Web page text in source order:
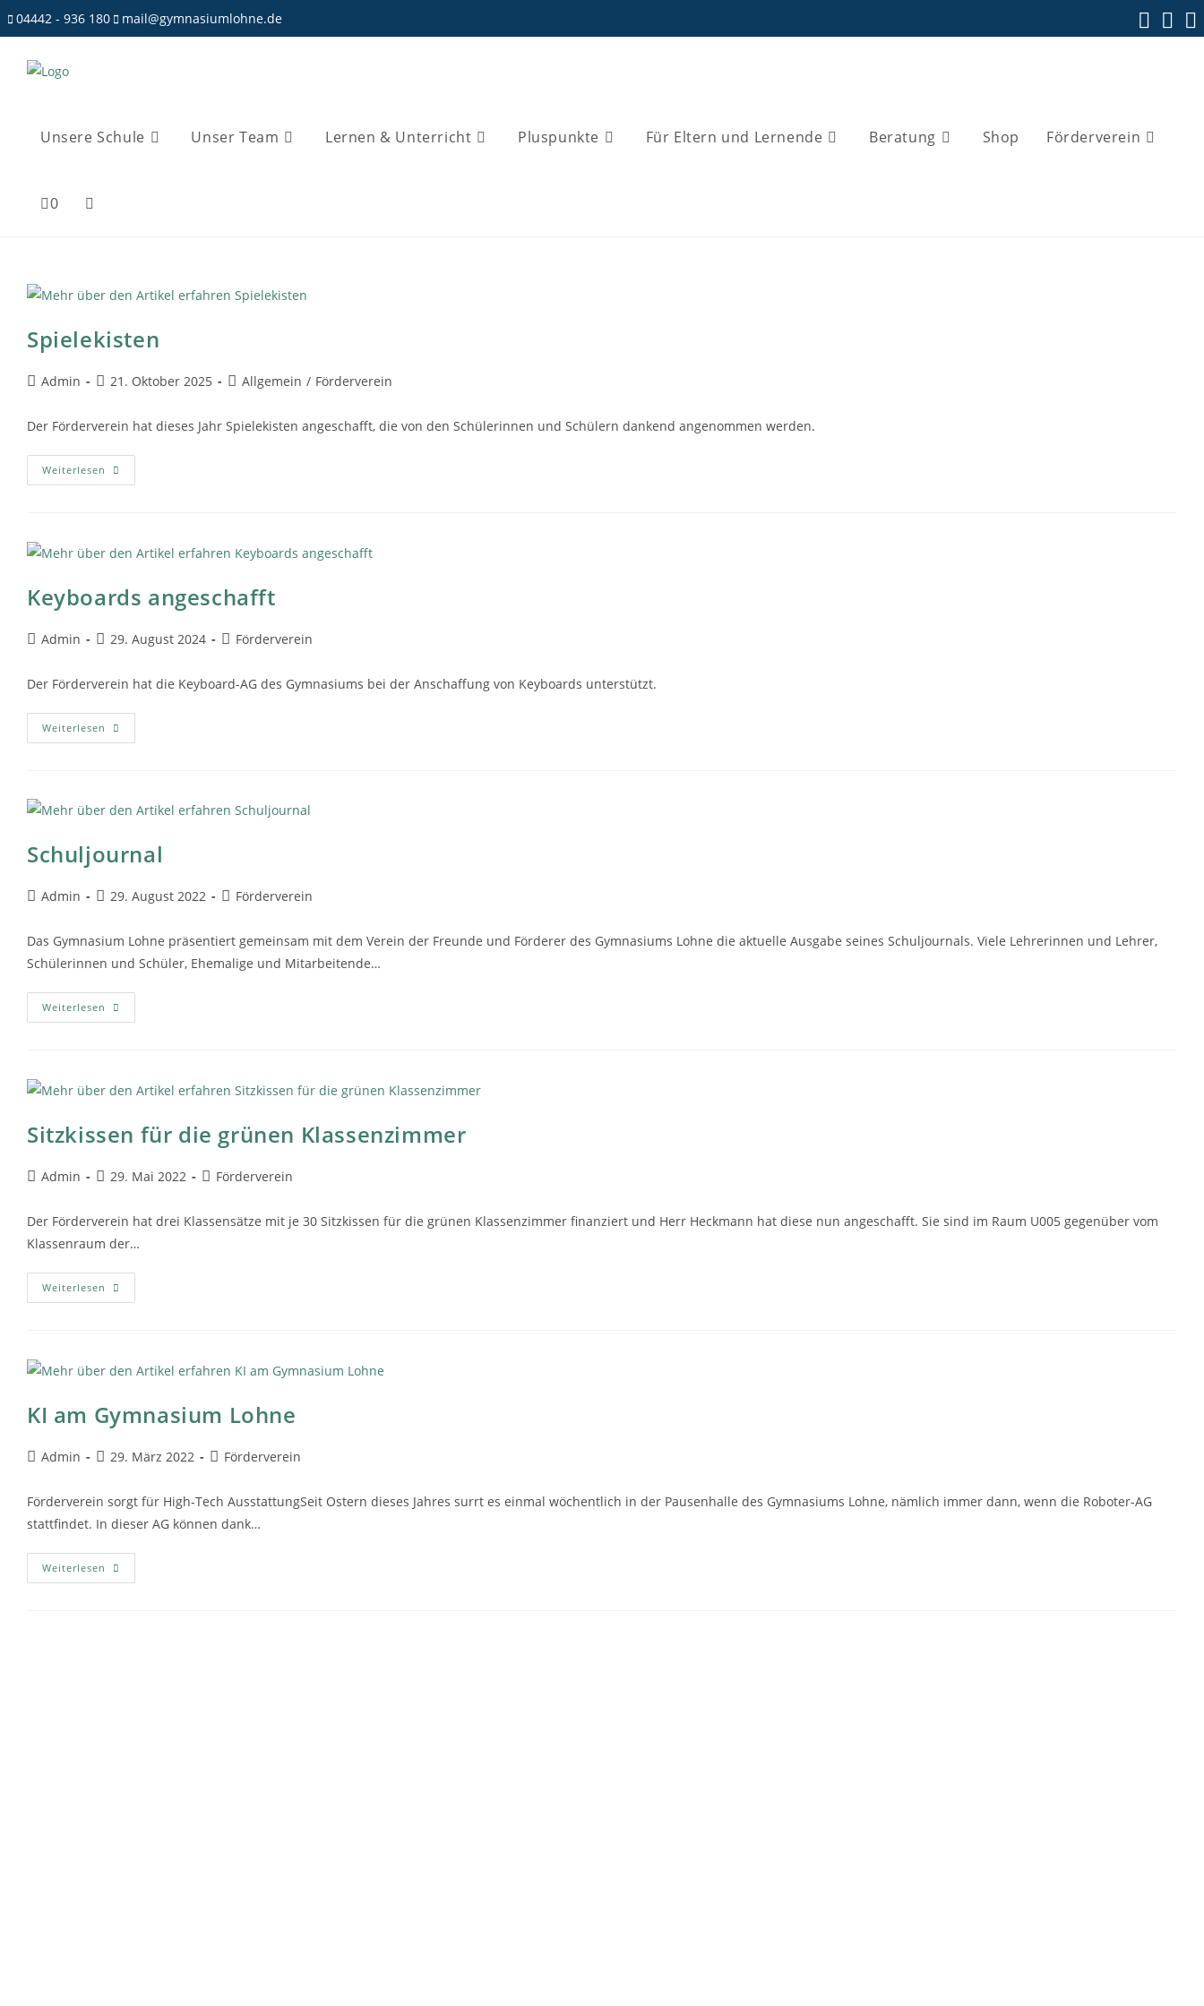
04442 - 936 180 mail@gymnasiumlohne.de
Unsere Schule Unser Team Lernen & Unterricht Pluspunkte Für Eltern und Lernende Beratung Shop Förderverein
0
Spielekisten
Admin 21. Oktober 2025 Allgemein / Förderverein
Der Förderverein hat dieses Jahr Spielekisten angeschafft, die von den Schülerinnen und Schülern dankend angenommen werden.
Weiterlesen
Keyboards angeschafft
Admin 29. August 2024 Förderverein
Der Förderverein hat die Keyboard-AG des Gymnasiums bei der Anschaffung von Keyboards unterstützt.
Weiterlesen
Schuljournal
Admin 29. August 2022 Förderverein
Das Gymnasium Lohne präsentiert gemeinsam mit dem Verein der Freunde und Förderer des Gymnasiums Lohne die aktuelle Ausgabe seines Schuljournals. Viele Lehrerinnen und Lehrer,
Schülerinnen und Schüler, Ehemalige und Mitarbeitende…
Weiterlesen
Sitzkissen für die grünen Klassenzimmer
Admin 29. Mai 2022 Förderverein
Der Förderverein hat drei Klassensätze mit je 30 Sitzkissen für die grünen Klassenzimmer finanziert und Herr Heckmann hat diese nun angeschafft. Sie sind im Raum U005 gegenüber vom
Klassenraum der…
Weiterlesen
KI am Gymnasium Lohne
Admin 29. März 2022 Förderverein
Förderverein sorgt für High-Tech AusstattungSeit Ostern dieses Jahres surrt es einmal wöchentlich in der Pausenhalle des Gymnasiums Lohne, nämlich immer dann, wenn die Roboter-AG
stattfindet. In dieser AG können dank…
Weiterlesen